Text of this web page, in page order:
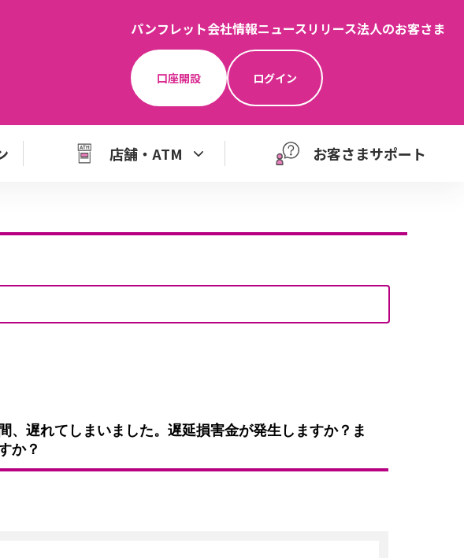
パンフレット会社情報ニュースリリース法人のお客さま
口座開設 ログイン
店舗・ATM お客さまサポート
、遅れてしまいました。遅延損害金が発生しますか？ま
か？